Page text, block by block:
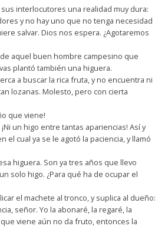
interlocutores una realidad muy dura:
y no hay uno que no tenga necesidad
salvar. Dios nos espera. ¿Agotaremos
aquel buen hombre campesino que
plantó también una higuera.
a buscar la rica fruta, y no encuentra ni
lozanas. Molesto, pero con cierta
que viene!
un higo entre tantas apariencias! Así y
el cual ya se le agotó la paciencia, y llamó
higuera. Son ya tres años que llevo
solo higo. ¿Para qué ha de ocupar el
el machete al tronco, y suplica al dueño:
señor. Yo la abonaré, la regaré, la
viene aún no da fruto, entonces la